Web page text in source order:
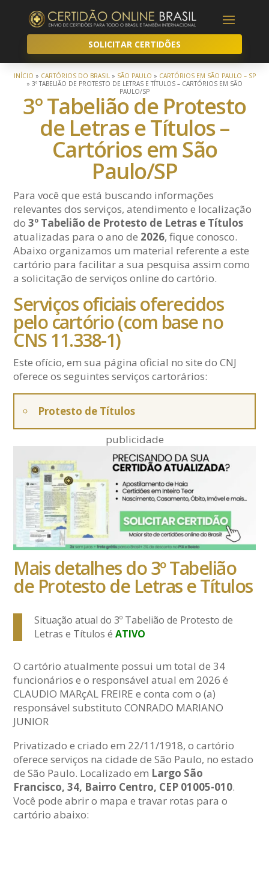
SOLICITAR CERTIDÕES
INÍCIO » CARTÓRIOS DO BRASIL» SÃO PAULO » CARTÓRIOS EM SÃO PAULO – SP
» 3º TABELIÃO DE PROTESTO DE LETRAS E TÍTULOS – CARTÓRIOS EM SÃO
PAULO/SP
3º Tabelião de Protesto
de Letras e Títulos –
Cartórios em São
Paulo/SP
Para você que está buscando informações
relevantes dos serviços, atendimento e localização
do3º Tabelião de Protesto de Letras e Títulos
atualizadas para o ano de 2026, fique conosco.
Abaixo organizamos um material referente a este
cartório para facilitar a sua pesquisa assim como
a solicitação de serviços online do cartório.
Serviços oficiais oferecidos
pelo cartório (com base no
CNS 11.338-1)
Este ofício, em sua página oficial no site do CNJ
oferece os seguintes serviços cartorários:
Protesto de Títulos
publicidade
Mais detalhes do 3º Tabelião
de Protesto de Letras e Títulos
Situação atual do 3º Tabelião de Protesto de
Letras e Títulos éATIVO
O cartório atualmente possui um total de 34
funcionários e o responsável atual em 2026 é
CLAUDIO MARçAL FREIRE e conta com o (a)
responsável substituto CONRADO MARIANO
JUNIOR
Privatizado e criado em 22/11/1918, o cartório
oferece serviços na cidade de São Paulo, no estado
de São Paulo. Localizado em Largo São
Francisco, 34, Bairro Centro, CEP 01005-010.
Você pode abrir o mapa e travar rotas para o
cartório abaixo: